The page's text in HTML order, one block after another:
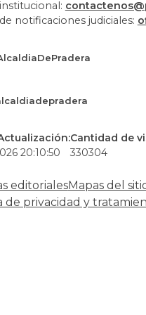
notificaciones judiciales:
20:10:50
Cantidad de
330304
editorialesMapas del
de privacidad y